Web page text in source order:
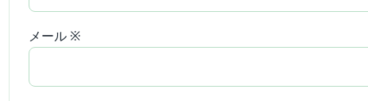
メール ※